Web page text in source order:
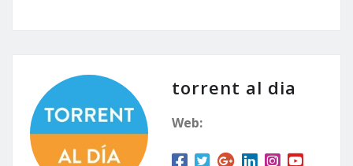
torrent al dia
Web: